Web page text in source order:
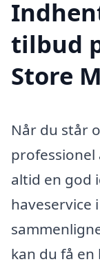
tilbud
Store
Når du står
professionel
altid en god
haveservice
kan du få